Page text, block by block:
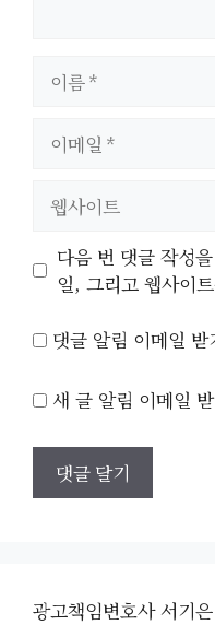
트
다음 번 댓글 작성
일, 그리고 웹사이
댓글 알림 이메일 받
새 글 알림 이메일
광고책임변호사 서기은